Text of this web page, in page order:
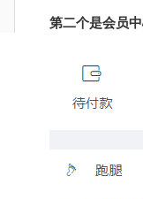
第二个是会员